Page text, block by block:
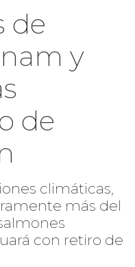
de
y
de
climáticas,
más del
con retiro de